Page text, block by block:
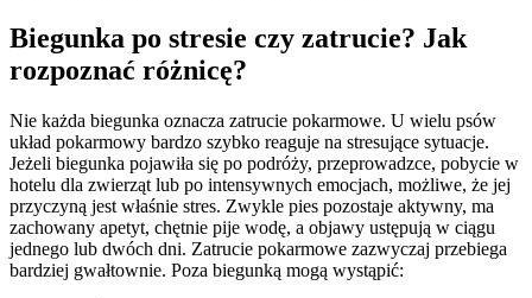
Biegunka po stresie czy zatrucie? Jak
rozpoznać różnicę?
Nie każda biegunka oznacza zatrucie pokarmowe. U wielu psów
układ pokarmowy bardzo szybko reaguje na stresujące sytuacje.
Jeżeli biegunka pojawiła się po podróży, przeprowadzce, pobycie w
hotelu dla zwierząt lub po intensywnych emocjach, możliwe, że jej
przyczyną jest właśnie stres. Zwykle pies pozostaje aktywny, ma
zachowany apetyt, chętnie pije wodę, a objawy ustępują w ciągu
jednego lub dwóch dni. Zatrucie pokarmowe zazwyczaj przebiega
bardziej gwałtownie. Poza biegunką mogą wystąpić: